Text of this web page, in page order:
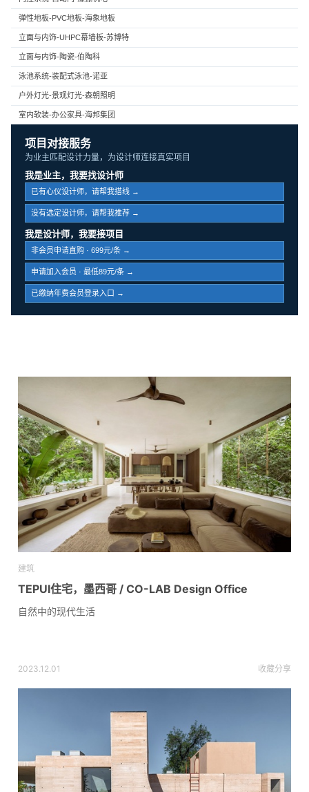
弹性地板-PVC地板-海象地板
立面与内饰-UHPC幕墙板-苏博特
立面与内饰-陶瓷-伯陶科
泳池系统-装配式泳池-诺亚
户外灯光-景观灯光-森朝照明
室内软装-办公家具-海邦集团
项目对接服务
为业主匹配设计力量，为设计师连接真实项目
我是业主，我要找设计师
已有心仪设计师，请帮我搭线 →
没有选定设计师，请帮我推荐 →
我是设计师，我要接项目
非会员申请直购 · 699元/条 →
申请加入会员 · 最低89元/条 →
已缴纳年费会员登录入口 →
建筑
TEPUI住宅，墨西哥 / CO-LAB Design Office
自然中的现代生活
2023.12.01 收藏分享